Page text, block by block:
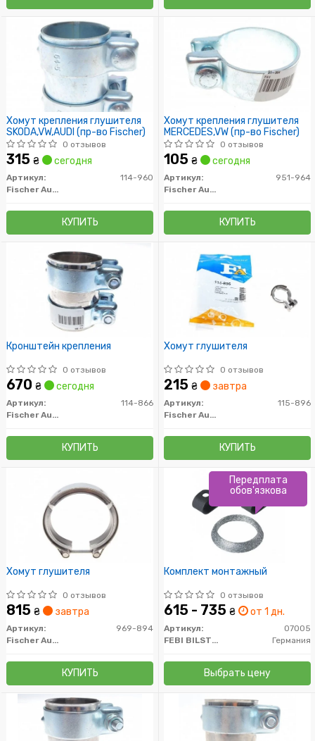
Хомут крепления глушителя
SKODA,VW,AUDI (пр-во Fischer)
0 отзывов
315 ₴ сегодня
Артикул:
114-960
Fischer Automotive One (FA1)
КУПИТЬ
Хомут крепления глушителя
MERCEDES,VW (пр-во Fischer)
0 отзывов
105 ₴ сегодня
Артикул:
951-964
Fischer Automotive One (FA1)
КУПИТЬ
Кронштейн крепления
0 отзывов
670 ₴ сегодня
Артикул:
114-866
Fischer Automotive One (FA1)
КУПИТЬ
Хомут глушителя
0 отзывов
215 ₴ завтра
Артикул:
115-896
Fischer Automotive One (FA1)
КУПИТЬ
Хомут глушителя
0 отзывов
815 ₴ завтра
Артикул:
969-894
Fischer Automotive One (FA1)
КУПИТЬ
Комплект монтажный
0 отзывов
615 - 735 ₴ от 1 дн.
Артикул:
07005
FEBI BILSTEIN
Германия
Выбрать цену
Передплата
обов'язкова